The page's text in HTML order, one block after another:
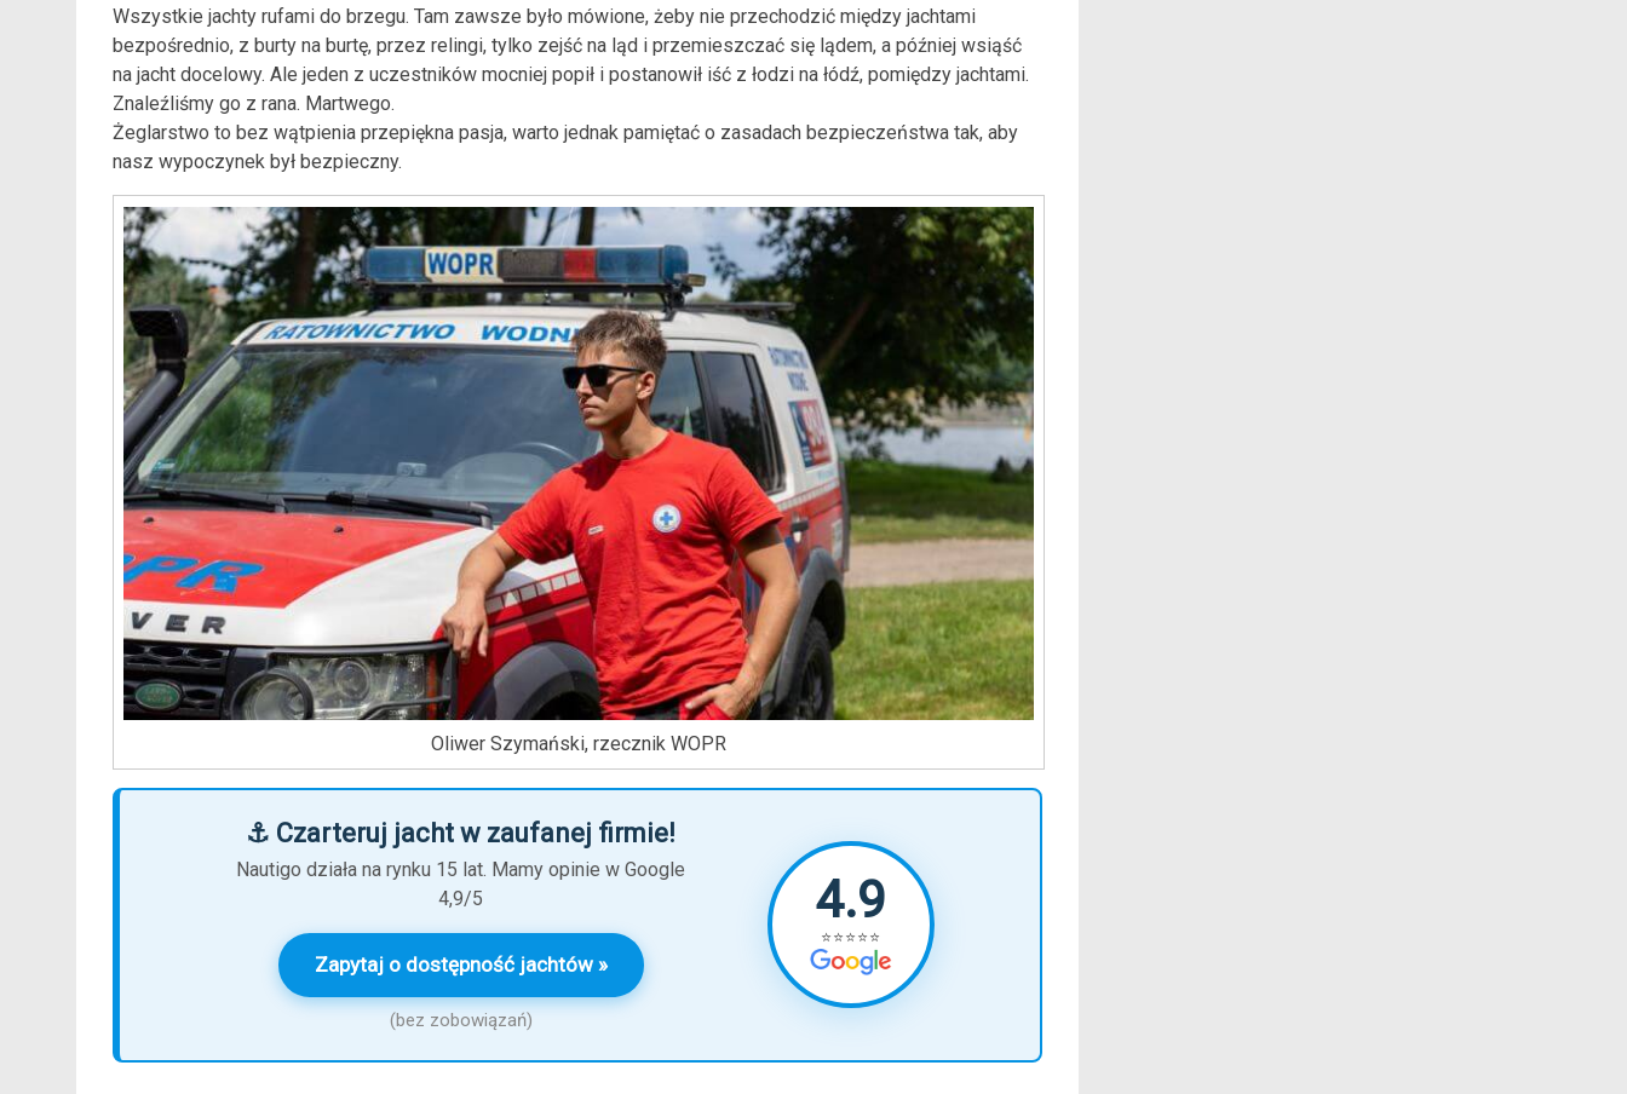
Wszystkie jachty rufami do brzegu. Tam zawsze było mówione, żeby nie przechodzić między jachtami
bezpośrednio, z burty na burtę, przez relingi, tylko zejść na ląd i przemieszczać się lądem, a później wsiąść
na jacht docelowy. Ale jeden z uczestników mocniej popił i postanowił iść z łodzi na łódź, pomiędzy jachtami.
Znaleźliśmy go z rana. Martwego.
Żeglarstwo to bez wątpienia przepiękna pasja, warto jednak pamiętać o zasadach bezpieczeństwa tak, aby
nasz wypoczynek był bezpieczny.
Oliwer Szymański, rzecznik WOPR
⚓ Czarteruj jacht w zaufanej firmie!
Nautigo działa na rynku 15 lat. Mamy opinie w Google
4,9/5
Zapytaj o dostępność jachtów »
(bez zobowiązań)
4.9
⭐⭐⭐⭐⭐